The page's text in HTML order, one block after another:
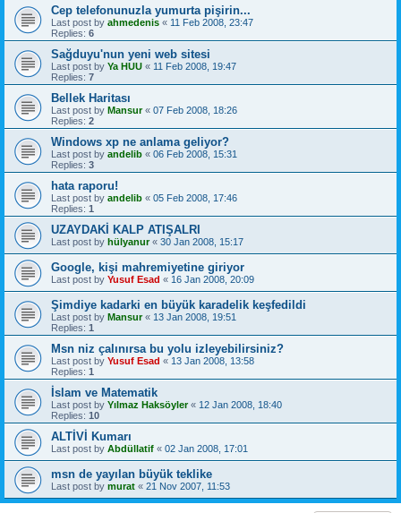
Cep telefonunuzla yumurta pişirin...
Last post by ahmedenis « 11 Feb 2008, 23:47
Replies: 6
Sağduyu'nun yeni web sitesi
Last post by Ya HUU « 11 Feb 2008, 19:47
Replies: 7
Bellek Haritası
Last post by Mansur« 07 Feb 2008, 18:26
Replies: 2
Windows xp ne anlama geliyor?
Last post by andelib « 06 Feb 2008, 15:31
Replies: 3
hata raporu!
Last post by andelib « 05 Feb 2008, 17:46
Replies: 1
UZAYDAKİ KALP ATIŞALRI
Last post by hülyanur« 30 Jan 2008, 15:17
Google, kişi mahremiyetine giriyor
Last post by Yusuf Esad « 16 Jan 2008, 20:09
Şimdiye kadarki en büyük karadelik keşfedildi
Last post by Mansur« 13 Jan 2008, 19:51
Replies: 1
Msn niz çalınırsa bu yolu izleyebilirsiniz?
Last post by Yusuf Esad « 13 Jan 2008, 13:58
Replies: 1
İslam ve Matematik
Last post by Yılmaz Haksöyler« 12 Jan 2008, 18:40
Replies: 10
ALTİVİ Kumarı
Last post by Abdüllatif « 02 Jan 2008, 17:01
msn de yayılan büyük teklike
Last post by murat « 21 Nov 2007, 11:53